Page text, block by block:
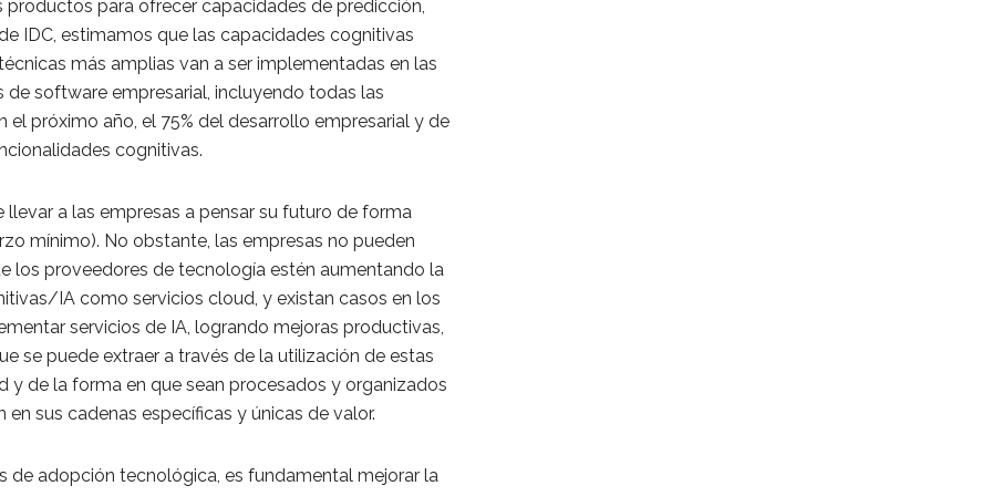
para ofrecer capacidades de predicción,
IDC, estimamos que las capacidades cognitivas
más amplias van a ser implementadas en las
software empresarial, incluyendo todas las
el próximo año, el 75% del desarrollo empresarial y de
cognitivas.
a las empresas a pensar su futuro de forma
mínimo). No obstante, las empresas no pueden
los proveedores de tecnología estén aumentando la
IA como servicios cloud, y existan casos en los
servicios de IA, logrando mejoras productivas,
se puede extraer a través de la utilización de estas
y de la forma en que sean procesados y organizados
sus cadenas específicas y únicas de valor.
de adopción tecnológica, es fundamental mejorar la